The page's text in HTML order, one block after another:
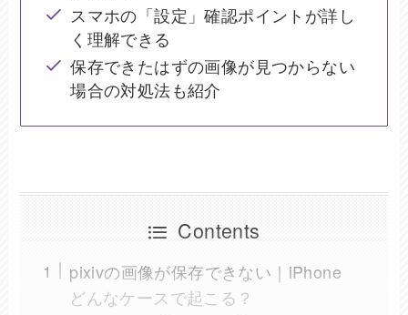
スマホの「設定」確認ポイントが詳し
く理解できる
保存できたはずの画像が見つからない
場合の対処法も紹介
Contents
pixivの画像が保存できない｜iPhone
どんなケースで起こる？